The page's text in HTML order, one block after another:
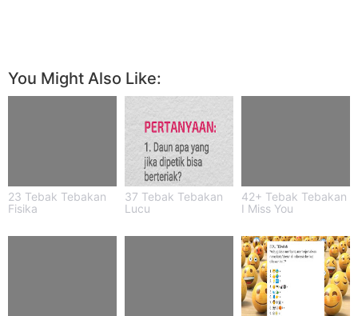
You Might Also Like:
23 Tebak Tebakan
Fisika
37 Tebak Tebakan
Lucu
42+ Tebak Tebakan
I Miss You